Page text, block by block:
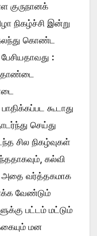
குருநானக்
நிகழ்ச்சி இன்று
கொண்ட
:
கூடாது
செய்து
சில நிகழ்வுகள்
கல்வி
அதை வர்த்தகமாக
வேண்டும்
பட்டம் மட்டும்
மன